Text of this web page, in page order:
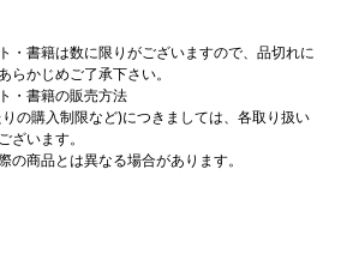
・書籍は数に限りがございますので、品切れに
らかじめご了承下さい。
・書籍の販売方法
の購入制限など)につきましては、 各取り扱い
ざいます。
の商品とは異なる場合があります。